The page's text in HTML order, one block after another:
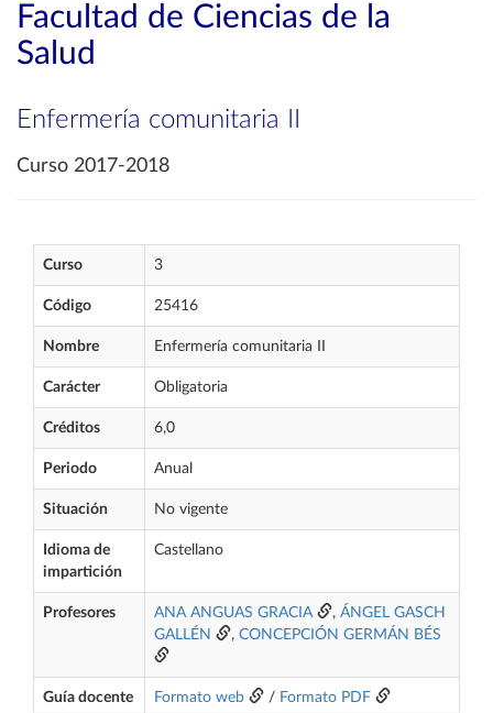
Facultad de Ciencias de la
Salud
Enfermería comunitaria II
Curso 2017-2018
Curso 3
Código 25416
Nombre Enfermería comunitaria II
Carácter Obligatoria
Créditos 6,0
Periodo Anual
Situación No vigente
Idioma de
impartición
Castellano
Profesores ANA ANGUAS GRACIA , ÁNGEL GASCH
GALLÉN
, CONCEPCIÓN GERMÁN BÉS
Guía docente Formato web / Formato PDF